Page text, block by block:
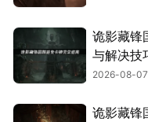
诡影藏锋
与解决技
2026-08-07
诡影藏锋